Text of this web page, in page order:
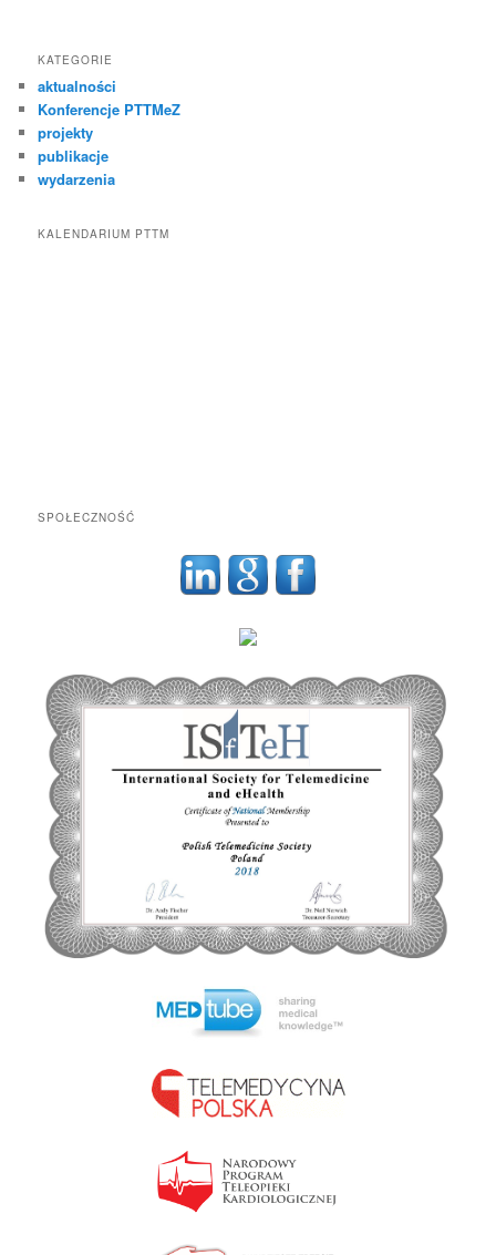
KATEGORIE
aktualności
Konferencje PTTMeZ
projekty
publikacje
wydarzenia
KALENDARIUM PTTM
SPOŁECZNOŚĆ